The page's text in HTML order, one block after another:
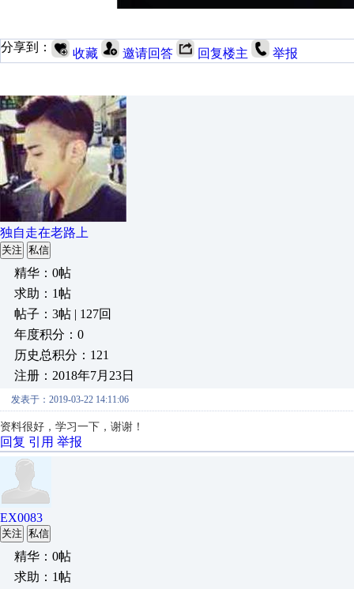
分享到： 收藏 邀请回答 回复楼主 举报
独自走在老路上
关注 私信
精华：0帖
求助：1帖
帖子：3帖 | 127回
年度积分：0
历史总积分：121
注册：2018年7月23日
发表于：2019-03-22 14:11:06
资料很好，学习一下，谢谢！
回复 引用 举报
EX0083
关注 私信
精华：0帖
求助：1帖